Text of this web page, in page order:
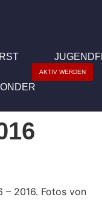
AKTIV WERDEN
– 2016. Fotos von